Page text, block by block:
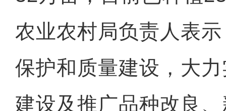
农业农村局负责人表
保护和质量建设，大
建设及推广品种改良